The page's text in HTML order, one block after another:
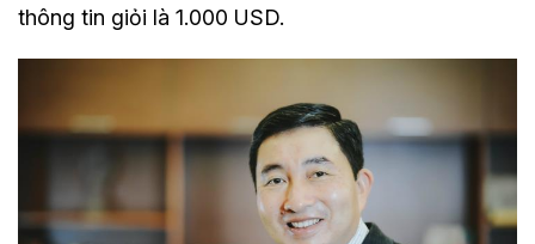
thông tin giỏi là 1.000 USD.